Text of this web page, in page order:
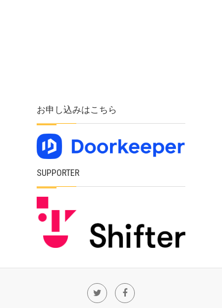
お申し込みはこちら
SUPPORTER
TwitterFacebook